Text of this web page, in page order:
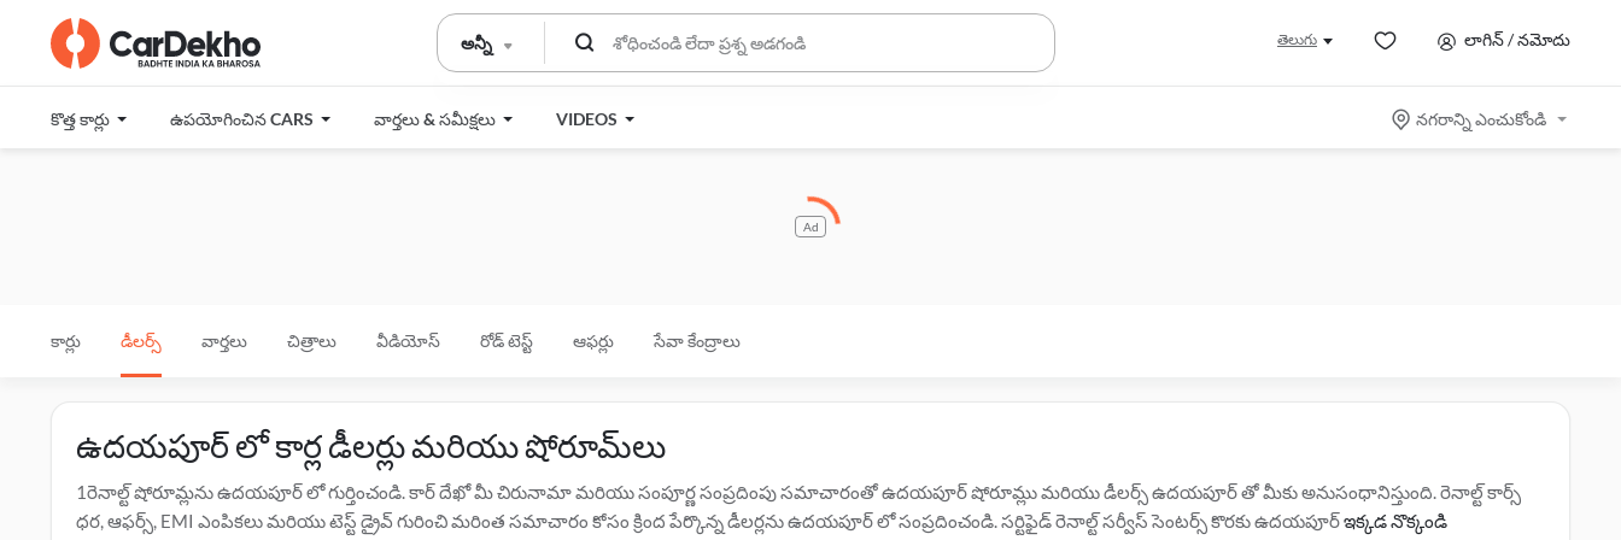
అన్నీ తెలుగు లాగిన్ / నమోదు
కొత్త కార్లు ఉపయోగించిన CARS వార్తలు & సమీక్షలు VIDEOS నగరాన్ని ఎంచుకోండి
Ad
కార్లు డీలర్స్ వార్తలు చిత్రాలు వీడియోస్ రోడ్ టెస్ట్ ఆఫర్లు సేవా కేంద్రాలు
ఉదయపూర్ లో కార్ల డీలర్లు మరియు షోరూమ్‌లు
1రెనాల్ట్ షోరూమ్లను ఉదయపూర్ లో గుర్తించండి. కార్ దేఖో మీ చిరునామా మరియు సంపూర్ణ సంప్రదింపు సమాచారంతో ఉదయపూర్ షోరూమ్లు మరియు డీలర్స్ ఉదయపూర్ తో మీకు అనుసంధానిస్తుంది. రెనాల్ట్ కార్స్
ధర, ఆఫర్స్, EMI ఎంపికలు మరియు టెస్ట్ డ్రైవ్ గురించి మరింత సమాచారం కోసం క్రింద పేర్కొన్న డీలర్లను ఉదయపూర్ లో సంప్రదించండి. సర్టిఫైడ్ రెనాల్ట్ సర్వీస్ సెంటర్స్ కొరకు ఉదయపూర్ఇక్కడ నొక్కండి